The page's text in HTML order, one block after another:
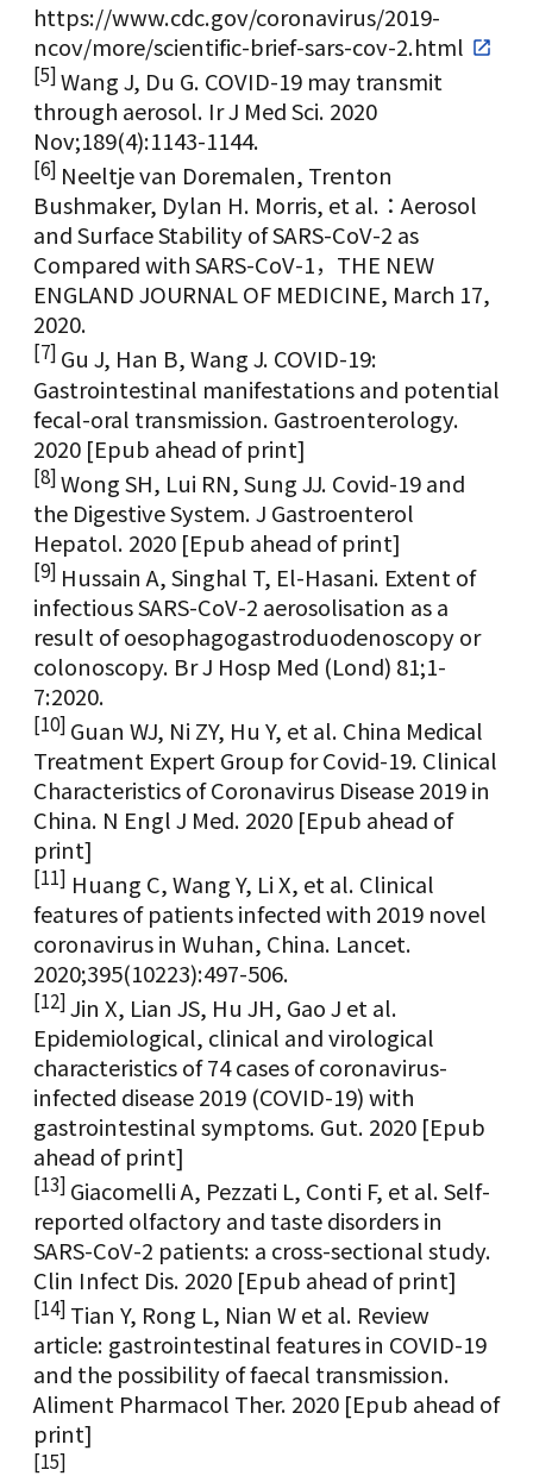
https://www.cdc.gov/coronavirus/2019-
ncov/more/scientific-brief-sars-cov-2.html
[5]Wang J, Du G. COVID-19 may transmit
through aerosol. Ir J Med Sci. 2020
Nov;189(4):1143-1144.
[6] Neeltje van Doremalen, Trenton
Bushmaker, Dylan H. Morris, et al.：Aerosol
and Surface Stability of SARS-CoV-2 as
Compared with SARS-CoV-1，THE NEW
ENGLAND JOURNAL OF MEDICINE, March 17,
2020.
[7] Gu J, Han B, Wang J. COVID-19:
Gastrointestinal manifestations and potential
fecal-oral transmission. Gastroenterology.
2020 [Epub ahead of print]
[8]Wong SH, Lui RN, Sung JJ. Covid-19 and
the Digestive System. J Gastroenterol
Hepatol. 2020 [Epub ahead of print]
[9] Hussain A, Singhal T, El-Hasani. Extent of
infectious SARS-CoV-2 aerosolisation as a
result of oesophagogastroduodenoscopy or
colonoscopy. Br J Hosp Med (Lond) 81;1-
7:2020.
[10] Guan WJ, Ni ZY, Hu Y, et al. China Medical
Treatment Expert Group for Covid-19. Clinical
Characteristics of Coronavirus Disease 2019 in
China. N Engl J Med. 2020 [Epub ahead of
print]
[11] Huang C, Wang Y, Li X, et al. Clinical
features of patients infected with 2019 novel
coronavirus in Wuhan, China. Lancet.
2020;395(10223):497-506.
[12]Jin X, Lian JS, Hu JH, Gao J et al.
Epidemiological, clinical and virological
characteristics of 74 cases of coronavirus-
infected disease 2019 (COVID-19) with
gastrointestinal symptoms. Gut. 2020 [Epub
ahead of print]
[13] Giacomelli A, Pezzati L, Conti F, et al. Self-
reported olfactory and taste disorders in
SARS-CoV-2 patients: a cross-sectional study.
Clin Infect Dis. 2020 [Epub ahead of print]
[14] Tian Y, Rong L, Nian W et al. Review
article: gastrointestinal features in COVID-19
and the possibility of faecal transmission.
Aliment Pharmacol Ther. 2020 [Epub ahead of
print]
[15]